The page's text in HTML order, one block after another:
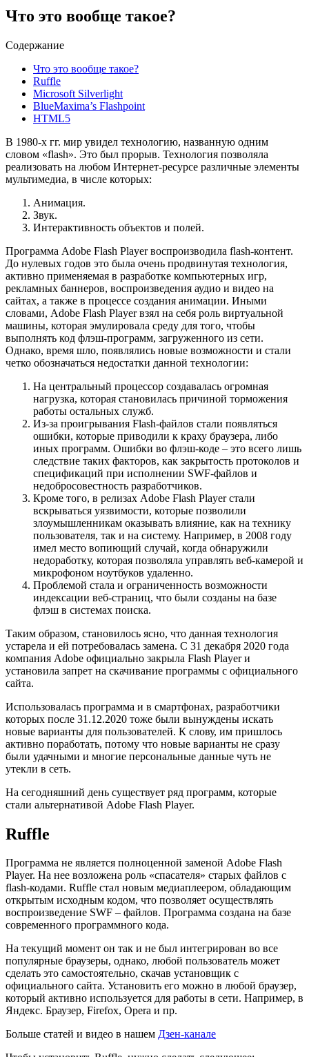
Что это вообще такое?
Содержание
Что это вообще такое?
Ruffle
Microsoft Silverlight
BlueMaxima’s Flashpoint
HTML5
В 1980-х гг. мир увидел технологию, названную одним
словом «flash». Это был прорыв. Технология позволяла
реализовать на любом Интернет-ресурсе различные элементы
мультимедиа, в числе которых:
Анимация.
Звук.
Интерактивность объектов и полей.
Программа Adobe Flash Player воспроизводила flash-контент.
До нулевых годов это была очень продвинутая технология,
активно применяемая в разработке компьютерных игр,
рекламных баннеров, воспроизведения аудио и видео на
сайтах, а также в процессе создания анимации. Иными
словами, Adobe Flash Player взял на себя роль виртуальной
машины, которая эмулировала среду для того, чтобы
выполнять код флэш-программ, загруженного из сети.
Однако, время шло, появлялись новые возможности и стали
четко обозначаться недостатки данной технологии:
На центральный процессор создавалась огромная
нагрузка, которая становилась причиной торможения
работы остальных служб.
Из-за проигрывания Flash-файлов стали появляться
ошибки, которые приводили к краху браузера, либо
иных программ. Ошибки во флэш-коде – это всего лишь
следствие таких факторов, как закрытость протоколов и
спецификаций при исполнении SWF-файлов и
недобросовестность разработчиков.
Кроме того, в релизах Adobe Flash Player стали
вскрываться уязвимости, которые позволили
злоумышленникам оказывать влияние, как на технику
пользователя, так и на систему. Например, в 2008 году
имел место вопиющий случай, когда обнаружили
недоработку, которая позволяла управлять веб-камерой и
микрофоном ноутбуков удаленно.
Проблемой стала и ограниченность возможности
индексации веб-страниц, что были созданы на базе
флэш в системах поиска.
Таким образом, становилось ясно, что данная технология
устарела и ей потребовалась замена. С 31 декабря 2020 года
компания Adobe официально закрыла Flash Player и
установила запрет на скачивание программы с официального
сайта.
Использовалась программа и в смартфонах, разработчики
которых после 31.12.2020 тоже были вынуждены искать
новые варианты для пользователей. К слову, им пришлось
активно поработать, потому что новые варианты не сразу
были удачными и многие персональные данные чуть не
утекли в сеть.
На сегодняшний день существует ряд программ, которые
стали альтернативой Adobe Flash Player.
Ruffle
Программа не является полноценной заменой Adobe Flash
Player. На нее возложена роль «спасателя» старых файлов с
flash-кодами. Ruffle стал новым медиаплеером, обладающим
открытым исходным кодом, что позволяет осуществлять
воспроизведение SWF – файлов. Программа создана на базе
современного программного кода.
На текущий момент он так и не был интегрирован во все
популярные браузеры, однако, любой пользователь может
сделать это самостоятельно, скачав установщик с
официального сайта. Установить его можно в любой браузер,
который активно используется для работы в сети. Например, в
Яндекс. Браузер, Firefox, Opera и пр.
Больше статей и видео в нашем Дзен-канале